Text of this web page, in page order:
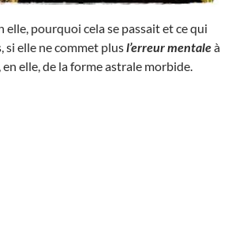
elle, pourquoi cela se passait et ce qui
si elle ne commet plusl’erreur mentaleà
en elle, de la forme astrale morbide.